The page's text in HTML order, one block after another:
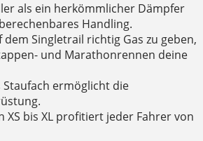
als ein herkömmlicher Dämpfer
Handling.
Singletrail richtig Gas zu geben,
und Marathonrennen deine
Staufach ermöglicht die
bis XL profitiert jeder Fahrer von